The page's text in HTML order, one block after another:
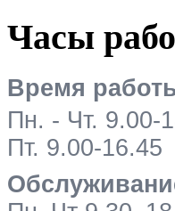
Часы
Время
Пн. - Чт. 9.00-
Пт. 9.00-16.45